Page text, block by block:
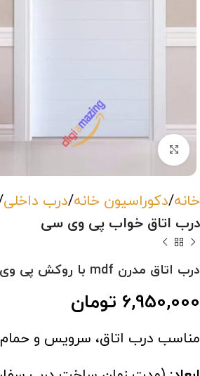
بزرگنمایی تصویر
خانه دکوراسیون خانه درب داخلی
درب اتاق خواب پی وی سی
درب اتاق مدرن mdf با روکش پی وی سی کد 209
6,950,000 تومان
مناسب درب اتاق، سرویس و حمام